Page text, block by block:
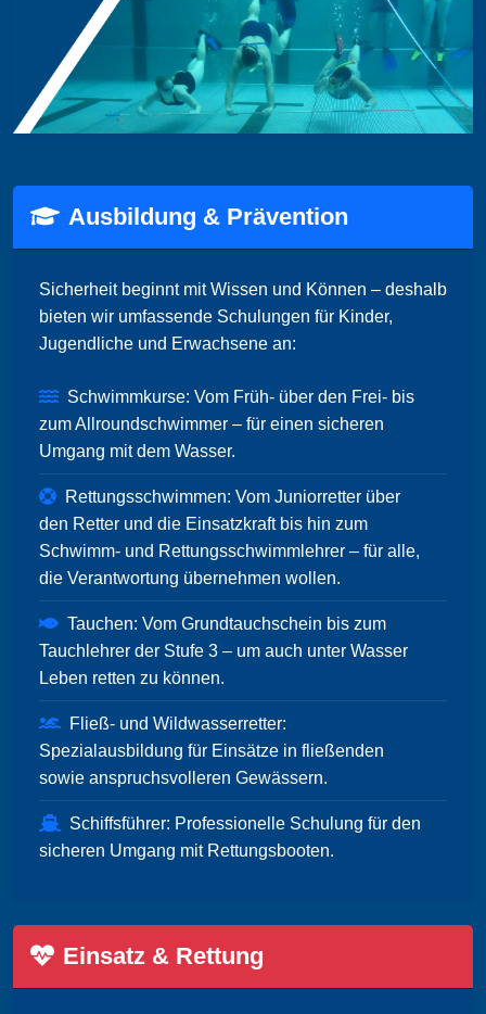
Ausbildung & Prävention
Sicherheit beginnt mit Wissen und Können – deshalb
bieten wir umfassende Schulungen für Kinder,
Jugendliche und Erwachsene an:
Schwimmkurse: Vom Früh- über den Frei- bis
zum Allroundschwimmer – für einen sicheren
Umgang mit dem Wasser.
Rettungsschwimmen: Vom Juniorretter über
den Retter und die Einsatzkraft bis hin zum
Schwimm- und Rettungsschwimmlehrer – für alle,
die Verantwortung übernehmen wollen.
Tauchen: Vom Grundtauchschein bis zum
Tauchlehrer der Stufe 3 – um auch unter Wasser
Leben retten zu können.
Fließ- und Wildwasserretter:
Spezialausbildung für Einsätze in fließenden
sowie anspruchsvolleren Gewässern.
Schiffsführer: Professionelle Schulung für den
sicheren Umgang mit Rettungsbooten.
Einsatz & Rettung